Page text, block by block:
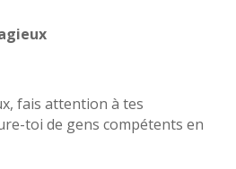
fais attention à tes
toi de gens compétents en